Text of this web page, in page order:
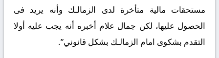
مستحقات مالية متأخرة لدى الزمالـك وأنه يريد فى
الحصول عليها، لكن جمال علام أخبره أنه يجب عليه أولا
التقدم بشكوى امام الزمالـك بشكل قانوني”.